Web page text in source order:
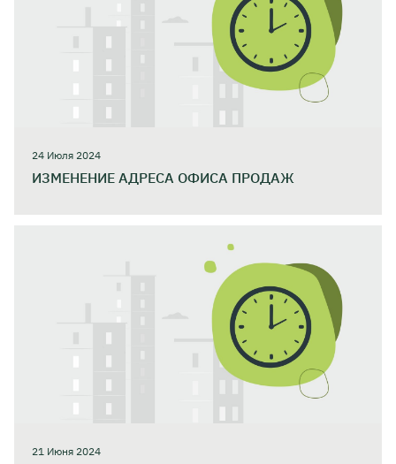
О девелопере
Партнеры
24 Июля 2024
ИЗМЕНЕНИЕ АДРЕСА ОФИСА ПРОДАЖ
21 Июня 2024